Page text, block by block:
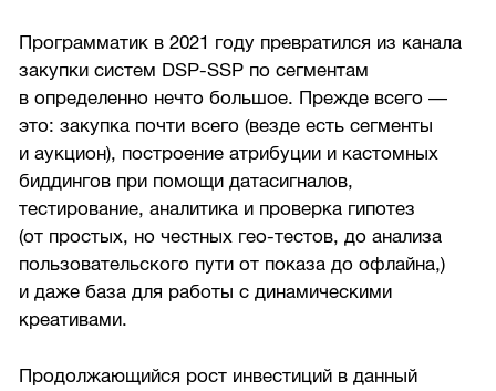
Программатик в 2021 году превратился из канала
закупки систем DSP-SSP по сегментам
в определенно нечто большое. Прежде всего —
это: закупка почти всего (везде есть сегменты
и аукцион), построение атрибуции и кастомных
биддингов при помощи датасигналов,
тестирование, аналитика и проверка гипотез
(от простых, но честных гео-тестов, до анализа
пользовательского пути от показа до офлайна,)
и даже база для работы с динамическими
креативами.
Продолжающийся рост инвестиций в данный